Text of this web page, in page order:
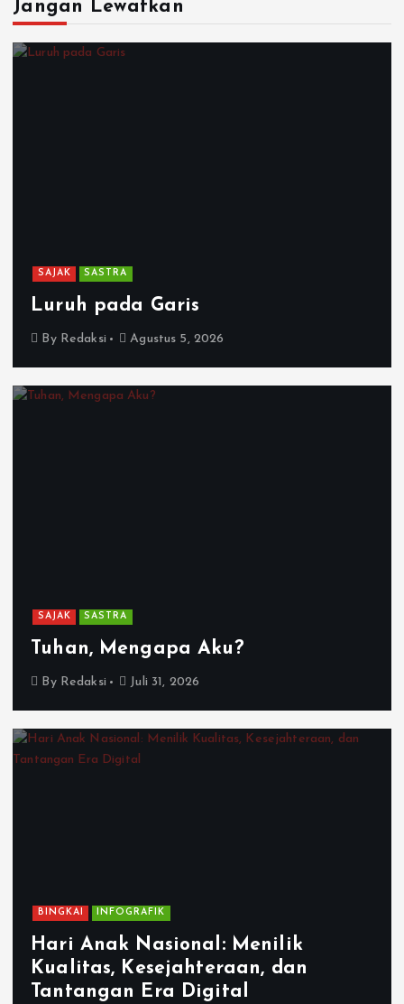
Jangan Lewatkan
SAJAK SASTRA
Luruh pada Garis
By Redaksi Agustus 5, 2026
SAJAK SASTRA
Tuhan, Mengapa Aku?
By Redaksi Juli 31, 2026
BINGKAI INFOGRAFIK
Hari Anak Nasional: Menilik
Kualitas, Kesejahteraan, dan
Tantangan Era Digital